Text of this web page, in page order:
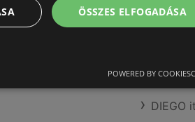
DIEGO
ÖSSZES ELFOGADÁSA
POWERED BY